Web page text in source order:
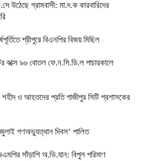
উঠেছে গ্রামবাসী: মা.দ.ক কারবারিদের
শ্রীপুরে বিএনপির বিজয় মিছিল
বক্সে ৯৬ বোতল ফে.ন.সি.ডি.ল পাচারকালে
ও আহতদের প্রতি গাজীপুর সিটি প্রশাসকের
গণঅভ্যুত্থান দিবস’ পালিত
সাঁড়াশি অ.ভি.যান: বিপুল পরিমাণ